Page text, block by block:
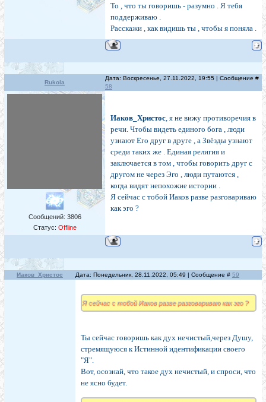
То , что ты говоришь - разумно . Я тебя
поддерживаю .
Расскажи , как видишь ты , чтобы я поняла .
Rukola
Дата: Воскресенье, 27.11.2022, 19:55 | Сообщение #
58
Сообщений: 3806
Статус: Offline
Иаков_Христос, я не вижу противоречия в
речи. Чтобы видеть единого бога , люди
узнают Его друг в друге , а Звёзды узнают
среди таких же . Единая религия и
заключается в том , чтобы говорить друг с
другом не через Эго , люди путаются ,
когда видят непохожие истории .
Я сейчас с тобой Иаков разве разговариваю
как эго ?
Иаков_Христос Дата: Понедельник, 28.11.2022, 05:49 | Сообщение # 59
Я сейчас с тобой Иаков разве разговариваю как эго ?
Ты сейчас говоришь как дух нечистый,через Душу,
стремящуюся к Истинной идентификации своего
"Я".
Вот, осознай, что такое дух нечистый, и спроси, что
не ясно будет.